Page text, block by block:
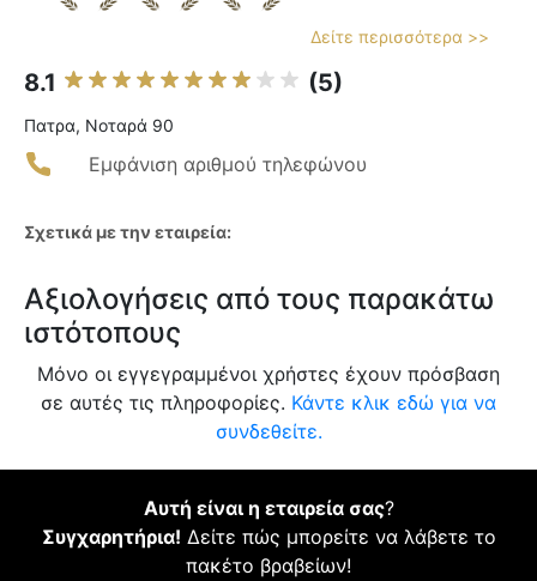
Δείτε περισσότερα >>
8.1 (5)
Πατρα, Νοταρά 90
Εμφάνιση αριθμού τηλεφώνου
Σχετικά με την εταιρεία:
Αξιολογήσεις από τους παρακάτω
ιστότοπους
Μόνο οι εγγεγραμμένοι χρήστες έχουν πρόσβαση
σε αυτές τις πληροφορίες. Κάντε κλικ εδώ για να
συνδεθείτε.
Αυτή είναι η εταιρεία σας?
Συγχαρητήρια! Δείτε πώς μπορείτε να λάβετε το
πακέτο βραβείων!